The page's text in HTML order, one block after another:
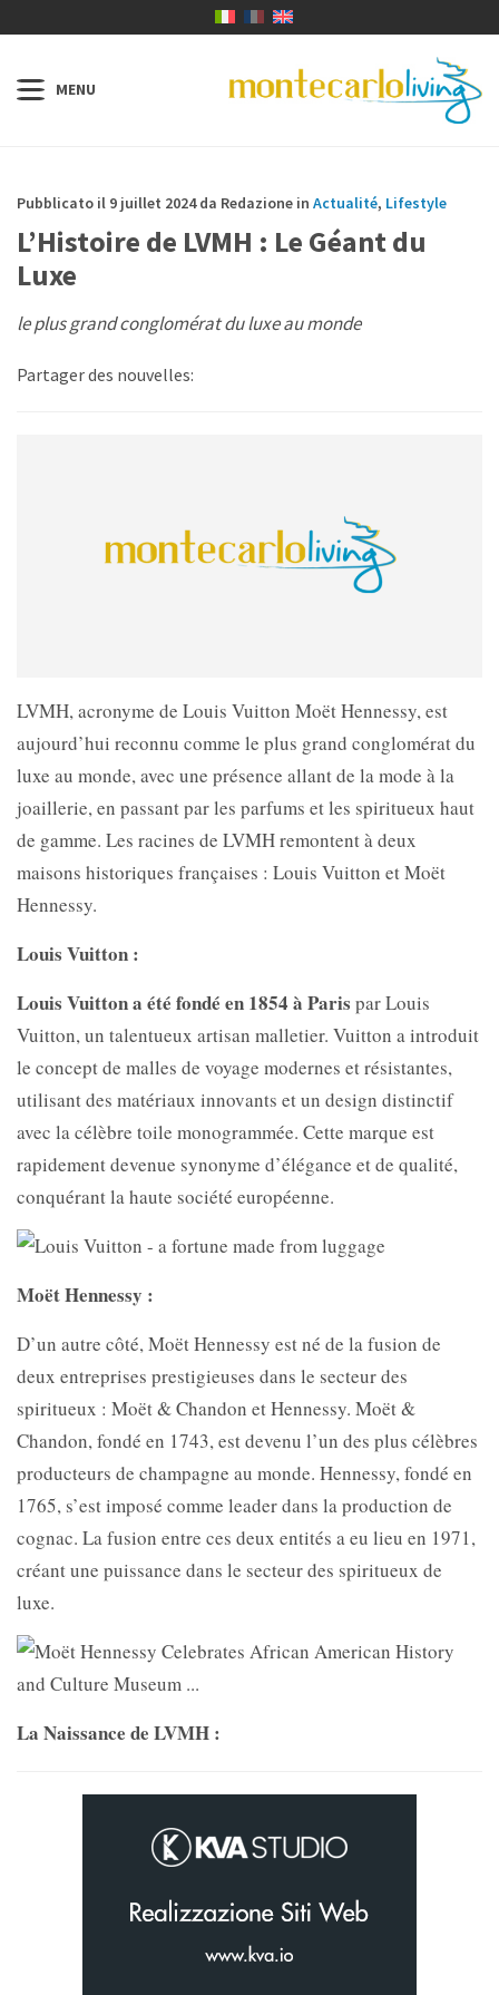
Pubblicato il 9 juillet 2024 da Redazione in Actualité, Lifestyle
L’Histoire de LVMH : Le Géant du
Luxe
le plus grand conglomérat du luxe au monde
Partager des nouvelles:
LVMH, acronyme de Louis Vuitton Moët Hennessy, est
aujourd’hui reconnu comme le plus grand conglomérat du
luxe au monde, avec une présence allant de la mode à la
joaillerie, en passant par les parfums et les spiritueux haut
de gamme. Les racines de LVMH remontent à deux
maisons historiques françaises : Louis Vuitton et Moët
Hennessy.
Louis Vuitton :
Louis Vuitton a été fondé en 1854 à Paris par Louis
Vuitton, un talentueux artisan malletier. Vuitton a introduit
le concept de malles de voyage modernes et résistantes,
utilisant des matériaux innovants et un design distinctif
avec la célèbre toile monogrammée. Cette marque est
rapidement devenue synonyme d’élégance et de qualité,
conquérant la haute société européenne.
Moët Hennessy :
D’un autre côté, Moët Hennessy est né de la fusion de
deux entreprises prestigieuses dans le secteur des
spiritueux : Moët & Chandon et Hennessy. Moët &
Chandon, fondé en 1743, est devenu l’un des plus célèbres
producteurs de champagne au monde. Hennessy, fondé en
1765, s’est imposé comme leader dans la production de
cognac. La fusion entre ces deux entités a eu lieu en 1971,
créant une puissance dans le secteur des spiritueux de
luxe.
La Naissance de LVMH :